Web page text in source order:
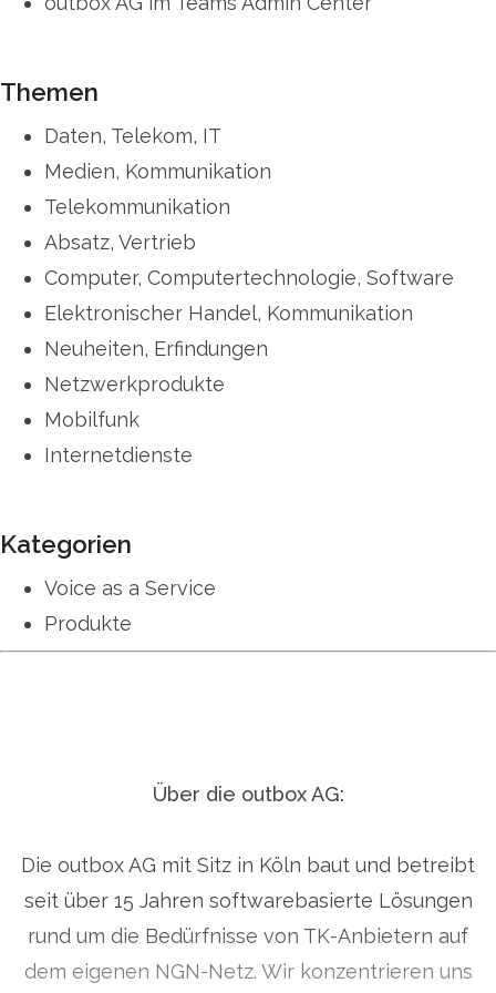
Themen
Daten, Telekom, IT
Medien, Kommunikation
Telekommunikation
Absatz, Vertrieb
Computer, Computertechnologie, Software
Elektronischer Handel, Kommunikation
Neuheiten, Erfindungen
Netzwerkprodukte
Mobilfunk
Internetdienste
Kategorien
Voice as a Service
Produkte
Über die outbox AG:
Die outbox AG mit Sitz in Köln baut und betreibt
seit über 15 Jahren softwarebasierte Lösungen
rund um die Bedürfnisse von TK-Anbietern auf
dem eigenen NGN-Netz. Wir konzentrieren uns